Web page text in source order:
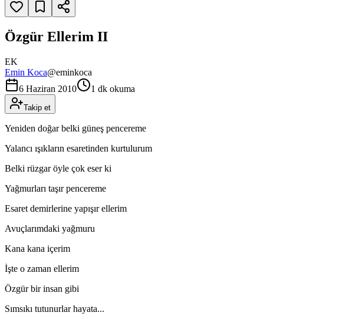
Özgür Ellerim II
EK
Emin Koca@eminkoca
6 Haziran 2010
1 dk okuma
Takip et
Yeniden doğar belki güneş pencereme
Yalancı ışıkların esaretinden kurtulurum
Belki rüzgar öyle çok eser ki
Yağmurları taşır pencereme
Esaret demirlerine yapışır ellerim
Avuçlarımdaki yağmuru
Kana kana içerim
İşte o zaman ellerim
Özgür bir insan gibi
Sımsıkı tutunurlar hayata...